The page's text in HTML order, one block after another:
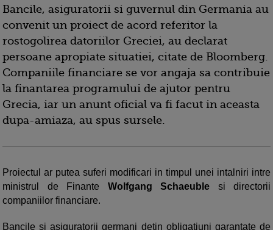
Bancile, asiguratorii si guvernul din Germania au
convenit un proiect de acord referitor la
rostogolirea datoriilor Greciei, au declarat
persoane apropiate situatiei, citate de Bloomberg.
Companiile financiare se vor angaja sa contribuie
la finantarea programului de ajutor pentru
Grecia, iar un anunt oficial va fi facut in aceasta
dupa-amiaza, au spus sursele.
Proiectul ar putea suferi modificari in timpul unei intalniri intre
ministrul de Finante Wolfgang Schaeuble si directorii
companiilor financiare.
Bancile si asiguratorii germani detin obligatiuni garantate de